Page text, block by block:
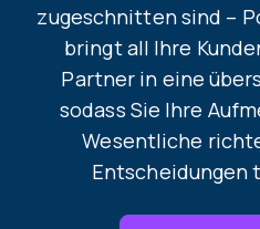
zugeschnitten sind –
bringt all Ihre
Partner in eine
sodass Sie Ihre
Wesentliche
Entscheidungen